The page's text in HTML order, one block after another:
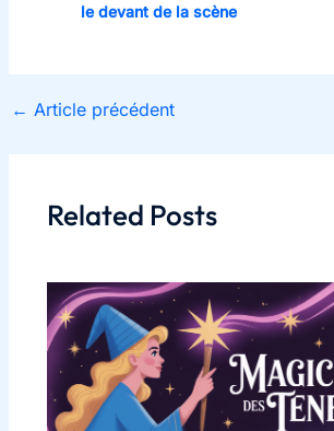
le devant de la scène
← Article précédent
Related Posts